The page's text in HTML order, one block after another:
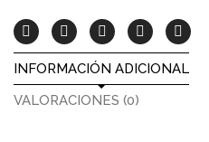
INFORMACIÓN ADICIONAL
VALORACIONES (0)